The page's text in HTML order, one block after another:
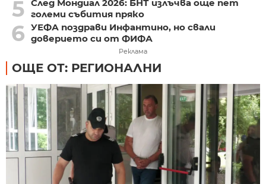
5 След Мондиал 2026: БНТ излъчва още пет
големи събития пряко
6 УЕФА поздрави Инфантино, но свали
доверието си от ФИФА
Реклама
ОЩЕ ОТ: РЕГИОНАЛНИ